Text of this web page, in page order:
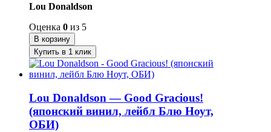
Lou Donaldson
Оценка 0 из 5
В корзину
Купить в 1 клик
Lou Donaldson — Good Gracious!
(японский винил, лейбл Блю Ноут,
ОБИ)